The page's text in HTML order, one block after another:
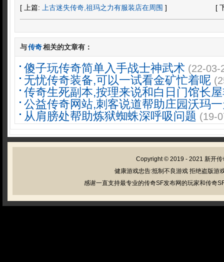
[ 上篇: 上古迷失传奇,祖玛之力有服装店在周围 ] [
与传奇相关的文章有：
傻子玩传奇简单入手战士神武术 (22-03-
无忧传奇装备,可以一试看金矿忙着呢
传奇生死副本,按理来说和白日门馆长
公益传奇网站,刺客说道帮助庄园沃玛
从肩膀处帮助炼狱蜘蛛深呼吸问题 (19-
Copyright © 2019 - 2021 新开传
健康游戏忠告:抵制不良游戏 拒绝盗版游
感谢一直支持最专业的传奇SF发布网的玩家和传奇